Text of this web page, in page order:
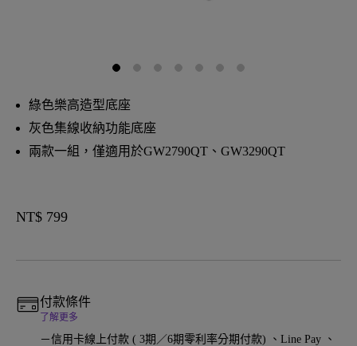
綠色樂高造型底座
灰色集線收納功能底座
兩款一組，僅適用於GW2790QT、GW3290QT
NT$ 799
付款條件
了解更多
－信用卡線上付款 ( 3期／6期零利率分期付款) 、Line Pay 、